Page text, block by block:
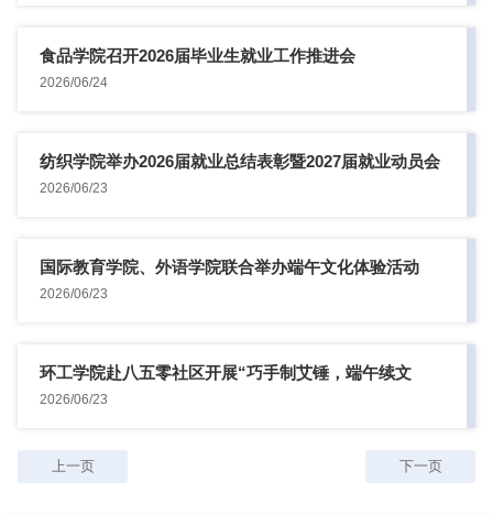
食品学院召开2026届毕业生就业工作推进会
2026/06/24
纺织学院举办2026届就业总结表彰暨2027届就业动员会
2026/06/23
国际教育学院、外语学院联合举办端午文化体验活动
2026/06/23
环工学院赴八五零社区开展“巧手制艾锤，端午续文
脉”实践活动
2026/06/23
上一页 下一页